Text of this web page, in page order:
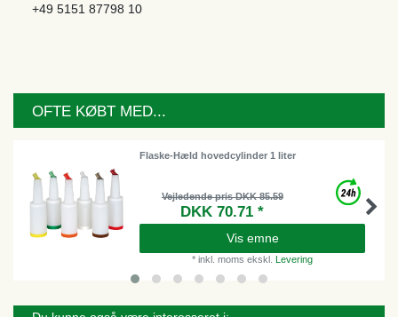
+49 5151 87798 10
OFTE KØBT MED...
Flaske-Hæld hovedcylinder 1 liter
Vejledende pris DKK 85.59
DKK 70.71 *
Vis emne
* inkl. moms ekskl. Levering